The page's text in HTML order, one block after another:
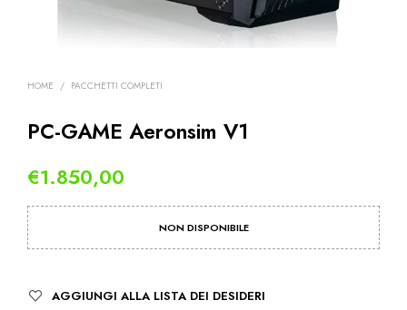
HOME / PACCHETTI COMPLETI
PC-GAME Aeronsim V1
€1.850,00
NON DISPONIBILE
AGGIUNGI ALLA LISTA DEI DESIDERI